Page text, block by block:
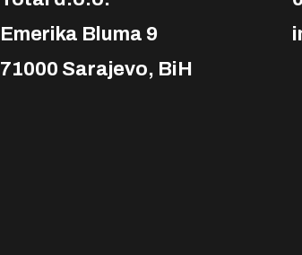
Emerika Bluma 9
71000 Sarajevo, BiH